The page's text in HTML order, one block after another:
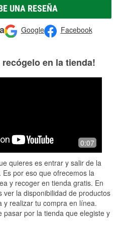
UNA RESEÑA
Google Facebook
recógelo en la tienda!
0:07
quieres es entrar y salir de la
por eso que ofrecemos la
y recoger en tienda gratis. En
ver la disponibilidad de productos
y realizar tu compra en línea.
pasar por la tienda que elegiste y